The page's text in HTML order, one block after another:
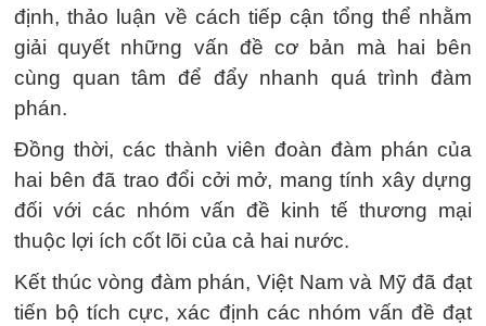
định, thảo luận về cách tiếp cận tổng thể nhằm
giải quyết những vấn đề cơ bản mà hai bên
cùng quan tâm để đẩy nhanh quá trình đàm
phán.
Đồng thời, các thành viên đoàn đàm phán của
hai bên đã trao đổi cởi mở, mang tính xây dựng
đối với các nhóm vấn đề kinh tế thương mại
thuộc lợi ích cốt lõi của cả hai nước.
Kết thúc vòng đàm phán, Việt Nam và Mỹ đã đạt
tiến bộ tích cực, xác định các nhóm vấn đề đạt